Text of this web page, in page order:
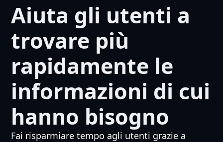
Aiuta gli utenti a
trovare più
rapidamente le
informazioni di cui
hanno bisogno
Fai risparmiare tempo agli utenti grazie a